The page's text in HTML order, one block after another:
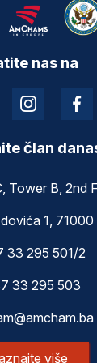
nas na
član
Tower B, 2nd
1,
33 295 501/2
33 295 503
više